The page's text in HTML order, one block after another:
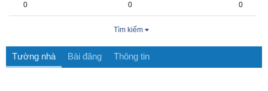
0 0 0
Tìm kiếm
Tường nhà Bài đăng Thông tin